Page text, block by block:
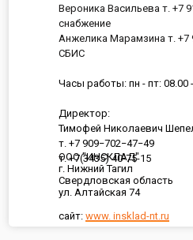
ООО "ИНСКЛАД"
г. Нижний Тагил
Свердловская область
ул. Алтайская 74
сайт: www. insklad-nt.ru
Вероника Васильева т. +7
снабжение
Анжелика Марамзина т. +7
СБИС
Часы работы: пн - пт: 08.00
Директор:
Тимофей Николаевич
т. +7 909−702−47−49
т. +7(3435) 40-75-15